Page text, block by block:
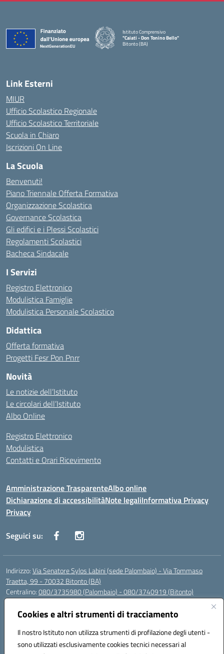
Cookies e altri strumenti di tracciamento
Il nostro Istituto non utilizza strumenti di profilazione degli utenti -
sono utilizzati esclusivamente cookies tecnici necessari al
Istituto Comprensivo
"Caiati - Don Tonino Bello"
Bitonto (BA)
Link Esterni
MIUR
Ufficio Scolastico Regionale
Ufficio Scolastico Territoriale
Scuola in Chiaro
Iscrizioni On Line
La Scuola
Benvenuti!
Piano Triennale Offerta Formativa
Organizzazione Scolastica
Governance Scolastica
Gli edifici e i Plessi Scolastici
Regolamenti Scolastici
Bacheca Sindacale
I Servizi
Registro Elettronico
Modulistica Famiglie
Modulistica Personale Scolastico
Didattica
Offerta formativa
Progetti Fesr Pon Pnrr
Novità
Le notizie dell’Istituto
Le circolari dell’Istituto
Albo Online
Registro Elettronico
Modulistica
Contatti e Orari Ricevimento
Amministrazione TrasparenteAlbo online
Dichiarazione di accessibilitàNote legaliInformativa Privacy
Privacy
Seguici su:
Indirizzo:Via Senatore Sylos Labini (sede Palombaio) - Via Tommaso
Traetta, 99 - 70032 Bitonto (BA)
Centralino:080/3735980 (Palombaio) - 080/3740919 (Bitonto)
Email:
Posta elettronica certificata (PEC):baic80800a@pec.istruzione.it
Codice fiscale: 93360210723
Codice meccanografico:BAIC80800A